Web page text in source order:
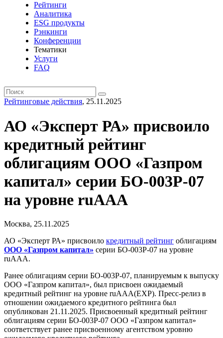
Рейтинги
Аналитика
ESG продукты
Рэнкинги
Конференции
Тематики
Услуги
FAQ
Рейтинговые действия, 25.11.2025
АО «Эксперт РА» присвоило
кредитный рейтинг
облигациям ООО «Газпром
капитал» серии БО-003Р-07
на уровне ruAAA
Москва, 25.11.2025
АО «Эксперт РА» присвоило кредитный рейтинг облигациям
ООО «Газпром капитал» серии БО-003Р-07 на уровне
ruAAA.
Ранее облигациям серии БО-003Р-07, планируемым к выпуску
ООО «Газпром капитал», был присвоен ожидаемый
кредитный рейтинг на уровне ruAAA(EXP). Пресс-релиз в
отношении ожидаемого кредитного рейтинга был
опубликован 21.11.2025. Присвоенный кредитный рейтинг
облигациям серии БО-003Р-07 ООО «Газпром капитал»
соответствует ранее присвоенному агентством уровню